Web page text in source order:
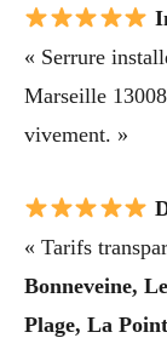
« Serrure
Marseille
vivement. »
« Tarifs
Bonneveine,
Plage, La